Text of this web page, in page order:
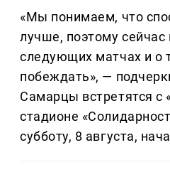
«Мы понимаем, что
лучше, поэтому
следующих матчах и о
побеждать», —
Самарцы встретятся с
стадионе
субботу, 8 августа,